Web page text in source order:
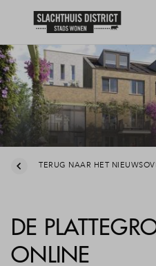
TERUG NAAR HET
DE
ONLINE